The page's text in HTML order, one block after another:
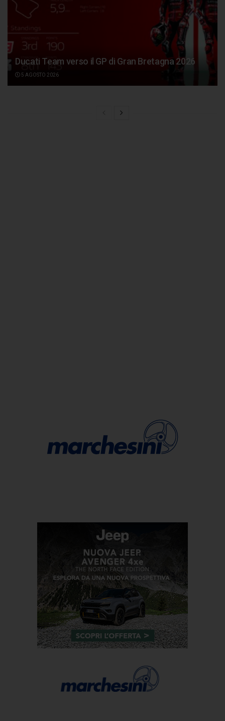
Ducati Team verso il GP di Gran Bretagna 2026
5 AGOSTO 2026